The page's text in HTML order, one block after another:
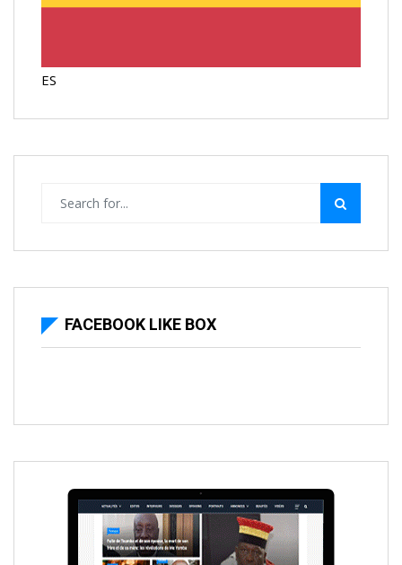
ES
FACEBOOK LIKE BOX